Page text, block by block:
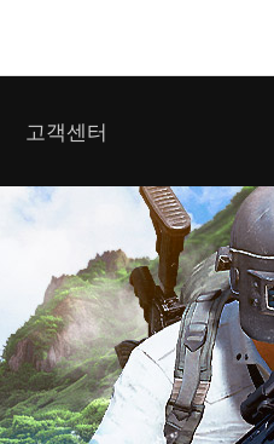
내정보
보안센터
고객센터
공지사항
카카오게임즈 PC방
게임코인
고객센터
이용제한 이의신청
보안센터